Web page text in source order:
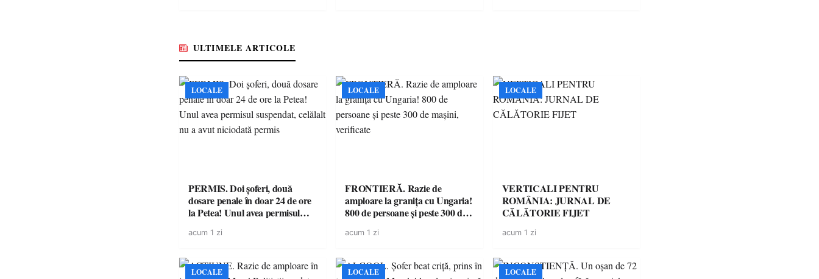
ULTIMELE ARTICOLE
LOCALE
PERMIS. Doi șoferi, două
dosare penale în doar 24 de ore
la Petea! Unul avea permisul
niciodată permis
acum 1 zi
LOCALE
FRONTIERĂ. Razie de
amploare la granița cu Ungaria!
800 de persoane și peste 300 de
acum 1 zi
LOCALE
VERTICALI PENTRU
ROMÂNIA: JURNAL DE
CĂLĂTORIE FIJET
acum 1 zi
LOCALE LOCALE LOCALE